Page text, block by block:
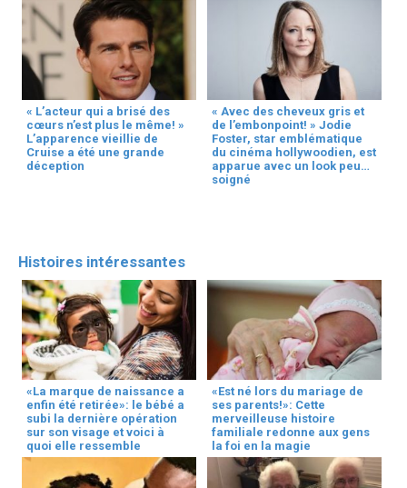
« L’acteur qui a brisé des
cœurs n’est plus le même! »
L’apparence vieillie de
Cruise a été une grande
déception
« Avec des cheveux gris et
de l’embonpoint! » Jodie
Foster, star emblématique
du cinéma hollywoodien, est
apparue avec un look peu
soigné
Histoires intéressantes
«La marque de naissance a
enfin été retirée»: le bébé a
subi la dernière opération
sur son visage et voici à
quoi elle ressemble
«Est né lors du mariage de
ses parents!»: Cette
merveilleuse histoire
familiale redonne aux gens
la foi en la magie